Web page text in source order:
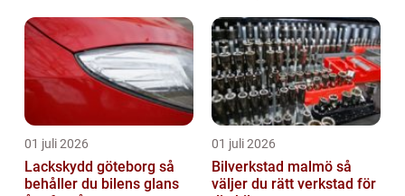
01 juli 2026
Lackskydd göteborg så
behåller du bilens glans
01 juli 2026
Bilverkstad malmö så
väljer du rätt verkstad för